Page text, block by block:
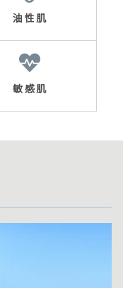
油性肌
敏感肌